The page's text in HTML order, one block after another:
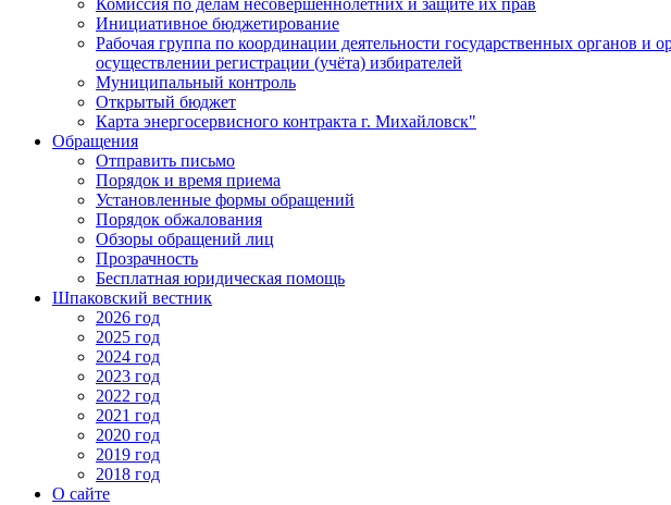
Комиссия по делам несовершеннолетних и защите их прав
Инициативное бюджетирование
Рабочая группа по координации деятельности государственных органов и
осуществлении регистрации (учёта) избирателей
Муниципальный контроль
Открытый бюджет
Карта энергосервисного контракта г. Михайловск"
Обращения
Отправить письмо
Порядок и время приема
Установленные формы обращений
Порядок обжалования
Обзоры обращений лиц
Прозрачность
Бесплатная юридическая помощь
Шпаковский вестник
2026 год
2025 год
2024 год
2023 год
2022 год
2021 год
2020 год
2019 год
2018 год
О сайте